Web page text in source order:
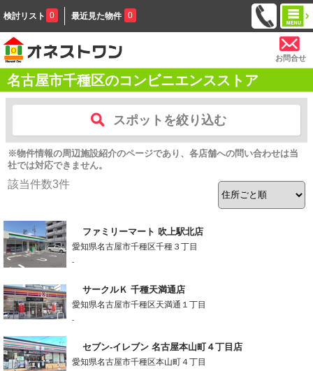
検討リスト 0 最近見た物件 0
お問合せ
名古屋市千種区のコンビニエンスストア
スポットを絞り込む
※物件情報の周辺施設紹介のページであり、各店舗への問い合わせは当
社では対応できません。
該当件数3件
ファミリーマート 吹上駅北店
愛知県名古屋市千種区千種３丁目
-
サークルＫ 千種天満通店
愛知県名古屋市千種区天満通１丁目
-
セブン‐イレブン 名古屋本山町４丁目店
愛知県名古屋市千種区本山町４丁目